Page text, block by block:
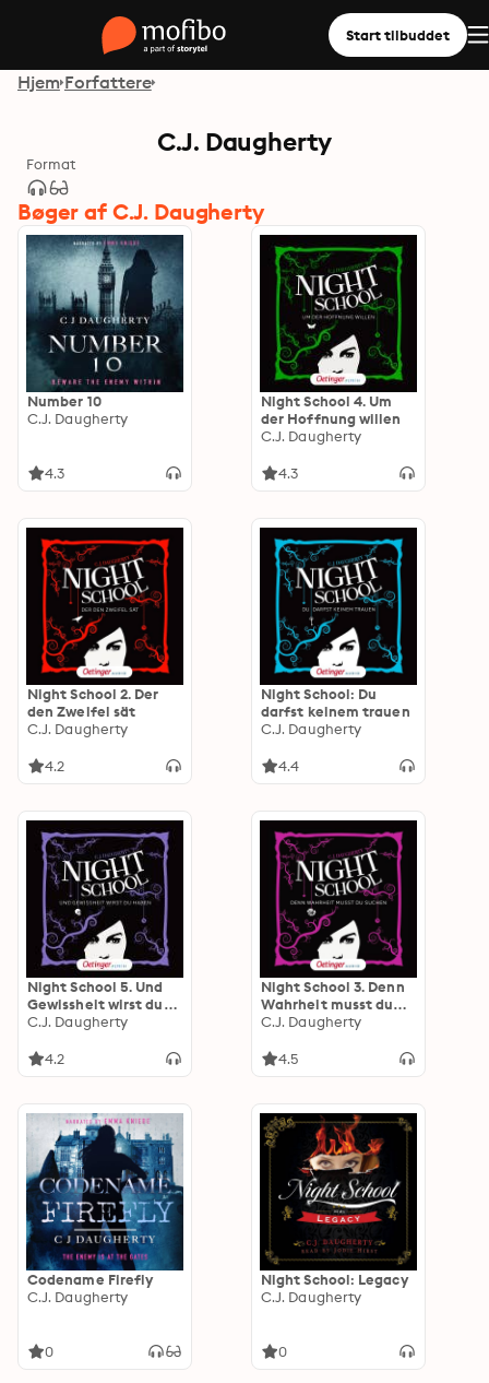
Start tilbuddet
Hjem Forfattere
C.J. Daugherty
Format
Bøger af C.J. Daugherty
Number 10
C.J. Daugherty
4.3
Night School 4. Um
der Hoffnung willen
C.J. Daugherty
4.3
Night School 2. Der
den Zweifel sät
C.J. Daugherty
4.2
Night School: Du
darfst keinem trauen
C.J. Daugherty
4.4
Night School 5. Und
Gewissheit wirst du
haben
C.J. Daugherty
4.2
Night School 3. Denn
Wahrheit musst du
suchen
C.J. Daugherty
4.5
Codename Firefly
C.J. Daugherty
0
Night School: Legacy
C.J. Daugherty
0